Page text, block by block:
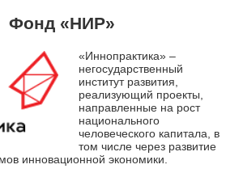
Фонд «НИР»
«Иннопрактика» –
негосударственный
институт развития,
реализующий проекты,
направленные на рост
национального
человеческого капитала, в
том числе через развитие
инновационной экономики.